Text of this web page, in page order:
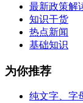
最新政策解
知识干货
热点新闻
基础知识
为你推荐
纯文字、字